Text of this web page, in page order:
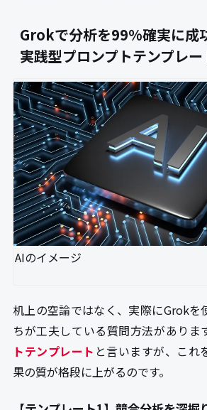
Grokで分析を99%確実に成
実践型プロンプトテンプレ
AIのイメージ
机上の空論ではなく、実際にGrokを
ちが工夫している質問方法がありま
トテンプレート と言いますが、これ
果の質が格段に上がるのです。